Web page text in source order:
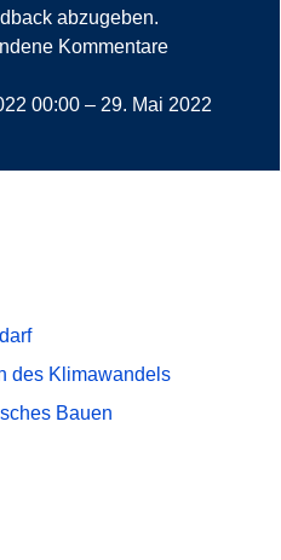
abzugeben.
Kommentare
00:00 – 29. Mai 2022
des Klimawandels
Bauen